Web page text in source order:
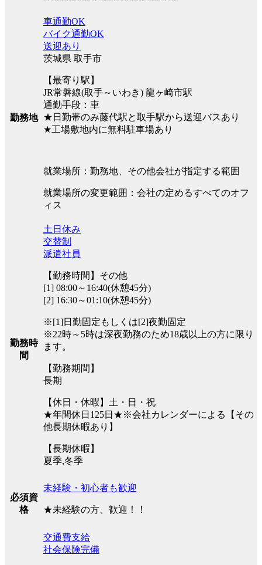
勤務地
車通勤OK
バイク通勤OK
送迎あり
茨城県 取手市
【最寄り駅】
JR常磐線(取手～いわき) 龍ヶ崎市駅
通勤手段：車
★日勤帯のみ藤代駅と取手駅から送迎バスあり
★工場敷地内に無料駐車場あり
就業場所：勤務地、その他会社が指定する範囲
就業場所の変更範囲：会社の定めるすべてのオフ
ィス
勤務時
間
土日休み
交替制
派遣社員
【勤務時間】その他
[1] 08:00～16:40(休憩45分)
[2] 16:30～01:10(休憩45分)
※[1]日勤固定もしくは[2]夜勤固定
※22時～5時は深夜勤務のため18歳以上の方に限り
ます。
【勤務期間】
長期
【休日・休暇】土・日・祝
★年間休日125日★※会社カレンダーによる【その
他長期休暇あり】
【長期休暇】
夏季,冬季
必須資
格
未経験・初心者も歓迎
★未経験の方、歓迎！！
交通費支給
社会保険完備